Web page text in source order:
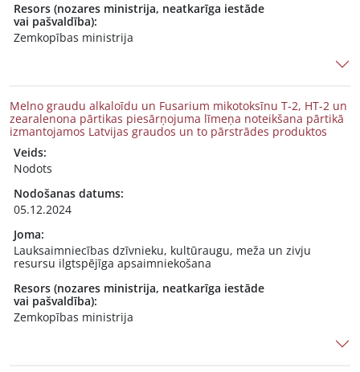
Resors (nozares ministrija, neatkarīga iestāde
vai pašvaldība):
Zemkopības ministrija
Melno graudu alkaloīdu un Fusarium mikotoksīnu T-2, HT-2 un
zearalenona pārtikas piesārņojuma līmeņa noteikšana pārtikā
izmantojamos Latvijas graudos un to pārstrādes produktos
Veids:
Nodots
Nodošanas datums:
05.12.2024
Joma:
Lauksaimniecības dzīvnieku, kultūraugu, meža un zivju
resursu ilgtspējīga apsaimniekošana
Resors (nozares ministrija, neatkarīga iestāde
vai pašvaldība):
Zemkopības ministrija